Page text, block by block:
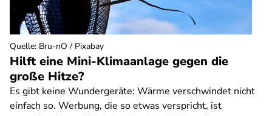
Hilft eine Mini-Klimaanlage gegen die
große Hitze?
Es gibt keine Wundergeräte: Wärme verschwindet nicht
einfach so. Werbung, die so etwas verspricht, ist
Quelle: Bru-nO / Pixabay